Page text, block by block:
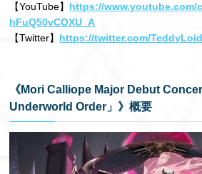
【YouTube】 https://www.youtube.com/
hFuQ50vCOXU_A
【Twitter】 https://twitter.com/
《Mori Calliope Major Debut
Underworld Order」》概要